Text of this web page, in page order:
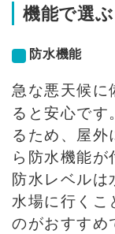
機能で選ぶ
防水機能
急な悪天候に
ると安心で
るため、屋
ら防水機能が
防水レベルは
水場に行くこ
のがおすすめ